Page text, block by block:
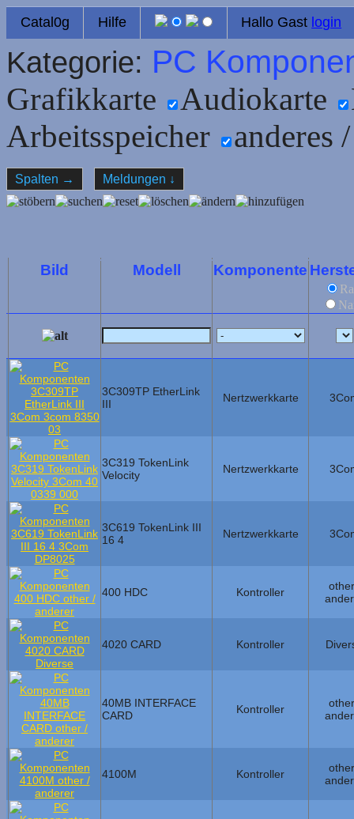
Catal0g Hilfe Hallo Gast login
Kategorie: PC
Grafikkarte Audiokarte
Arbeitsspeicher
anderes
Spalten → Meldungen ↓
Bild Modell Komponente
3C309TP EtherLink
III
Nertzwerkkarte
3C319 TokenLink
Velocity
Nertzwerkkarte
3C619 TokenLink III
16 4
Nertzwerkkarte
400 HDC Kontroller
4020 CARD Kontroller
40MB INTERFACE
CARD
Kontroller
4100M Kontroller